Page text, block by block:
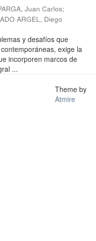
Juan Carlos;
ARGEL, Diego
y desafíos que
exige la
incorporen marcos de
...
Theme by
Atmire